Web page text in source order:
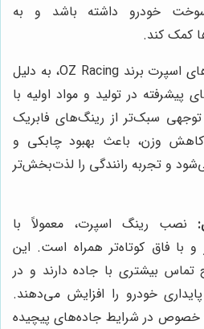
خودرو داشته باشد و به
کمک کند.
به عنوان مثال، رینگ‌های اسپرت برند OZ Racing، به دلیل
پیشرفته در تولید و مواد اولیه با
سبک‌تر از رینگ‌های فابریک
وزن، باعث بهبود چابکی و
و تجربه رانندگی را لذت‌بخش‌تر
نصب رینگ اسپرت، معمولاً با
با فاق کوتاه‌تر همراه است. این
بیشتری با جاده دارند و در
خودرو را افزایش می‌دهند.
خصوص در شرایط جاده‌های پیچیده